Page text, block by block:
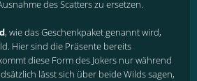
des Scatters zu ersetzen.
, wie das Geschenkpaket genannt wird,
Hier sind die Präsente bereits
diese Form des Jokers nur während
lässt sich über beide Wilds sagen,